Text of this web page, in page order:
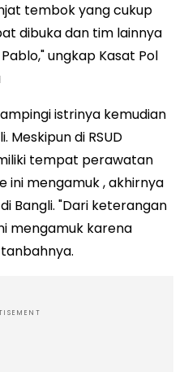
tembok yang cukup
dibuka dan tim lainnya
ungkap Kasat Pol
istrinya kemudian
Meskipun di RSUD
tempat perawatan
ini mengamuk , akhirnya
Bangli. "Dari keterangan
mengamuk karena